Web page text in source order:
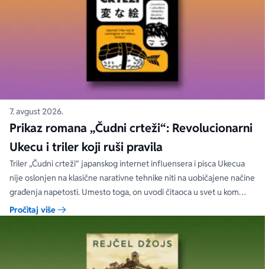
7. avgust 2026.
Prikaz romana „Čudni crteži“: Revolucionarni
Ukecu i triler koji ruši pravila
Triler „Čudni crteži“ japanskog internet influensera i pisca Ukecua
nije oslonjen na klasične narativne tehnike niti na uobičajene načine
građenja napetosti. Umesto toga, on uvodi čitaoca u svet u kom
priložene ilustracije govore više od reči, a ono što je nacrtano često
Pročitaj više